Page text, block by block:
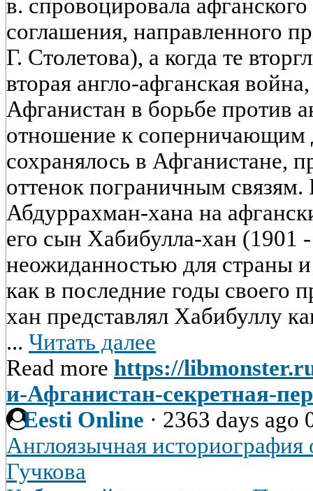
в. спровоцировала
соглашения, направленного
Г. Столетова), а когда те
вторая англо-афганская
Афганистан в борьбе против
отношение к соперничающим
сохранялось в Афганистане,
оттенок пограничным
Абдуррахман-хана на
его сын Хабибулла-хан (1901
неожиданностью для страны и
как в последние годы своего
хан представлял Хабибуллу
... Читать далее
Read more https://
и-Афганистан-секретная-
Eesti Online · 2363 days ago
Англоязычная
Гучкова